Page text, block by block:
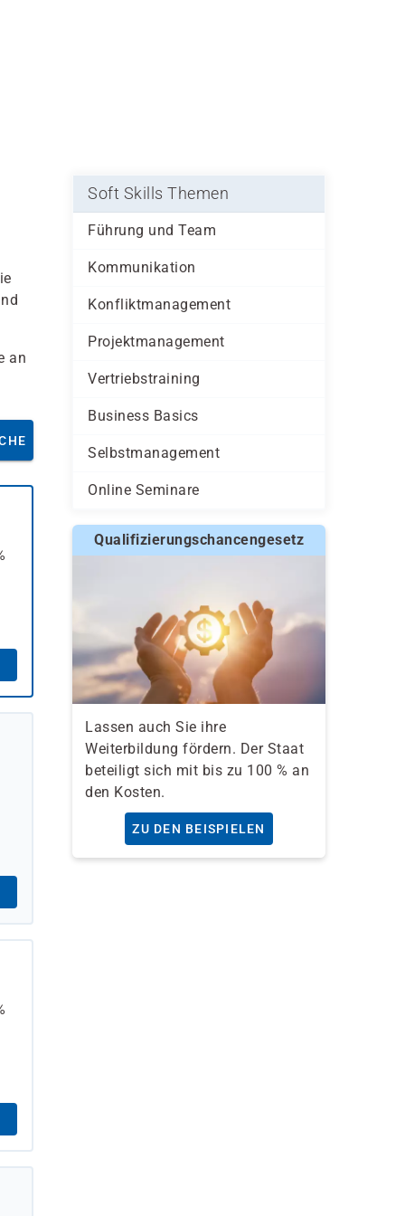
an
Soft Skills Themen
Führung und Team
Kommunikation
Konfliktmanagement
Projektmanagement
Vertriebstraining
Business Basics
Selbstmanagement
Online Seminare
Qualifizierungschancengesetz
Lassen auch Sie ihre
Weiterbildung fördern. Der Staat
beteiligt sich mit bis zu 100 % an
den Kosten.
ZU DEN BEISPIELEN